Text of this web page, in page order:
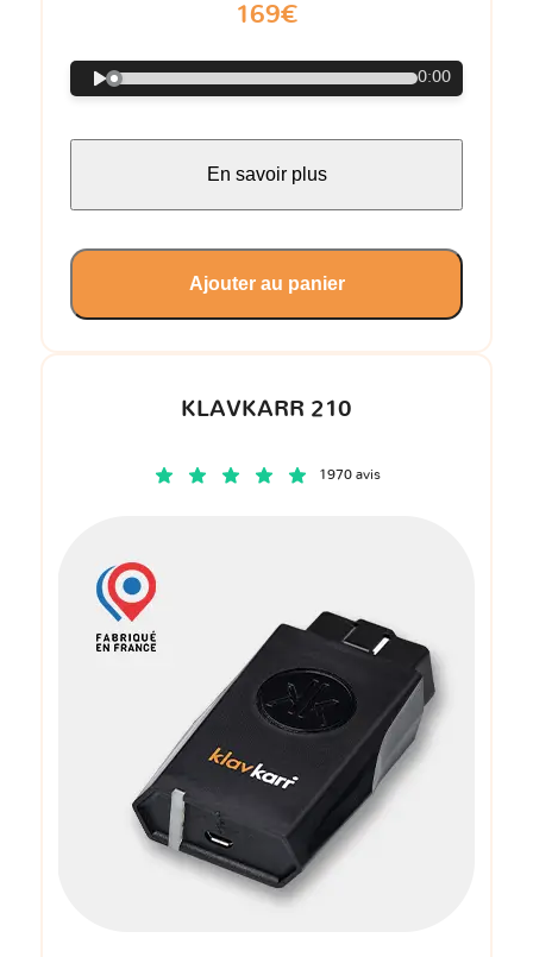
KLAVKARR 210
1970 avis
169€
0:00
En savoir plus
Ajouter au panier